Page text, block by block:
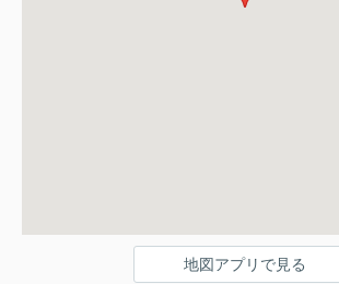
地図アプリで見る